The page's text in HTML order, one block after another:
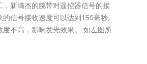
新满杰的腕带对遥控器信号的接
信号接收速度可以达到150毫秒。
不高，影响发光效果。 如左图所